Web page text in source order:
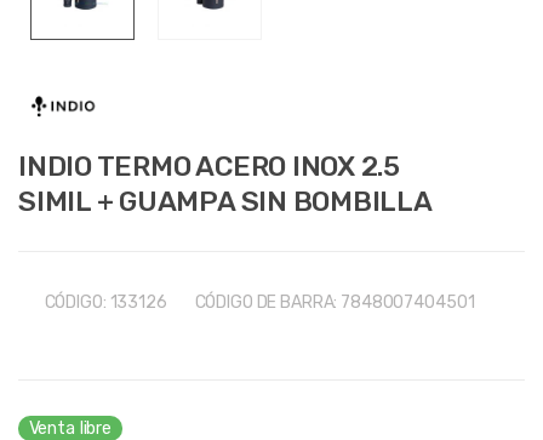
INDIO TERMO ACERO INOX 2.5
SIMIL + GUAMPA SIN BOMBILLA
CÓDIGO: 133126 CÓDIGO DE BARRA: 7848007404501
Venta libre